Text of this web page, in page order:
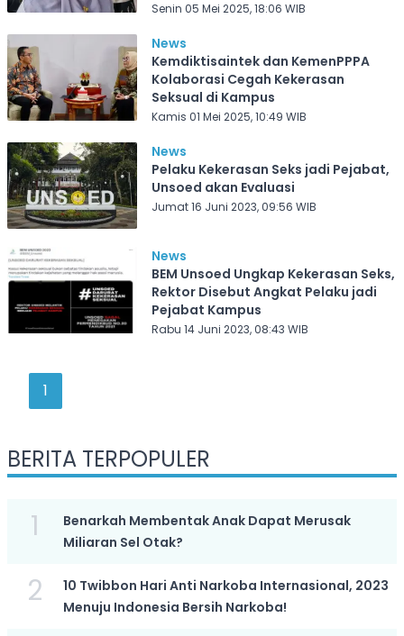
Senin 05 Mei 2025, 18:06 WIB
News
Kemdiktisaintek dan KemenPPPA
Kolaborasi Cegah Kekerasan
Seksual di Kampus
Kamis 01 Mei 2025, 10:49 WIB
News
Pelaku Kekerasan Seks jadi Pejabat,
Unsoed akan Evaluasi
Jumat 16 Juni 2023, 09:56 WIB
News
BEM Unsoed Ungkap Kekerasan Seks,
Rektor Disebut Angkat Pelaku jadi
Pejabat Kampus
Rabu 14 Juni 2023, 08:43 WIB
1
BERITA TERPOPULER
1
Benarkah Membentak Anak Dapat Merusak
Miliaran Sel Otak?
2
10 Twibbon Hari Anti Narkoba Internasional, 2023
Menuju Indonesia Bersih Narkoba!